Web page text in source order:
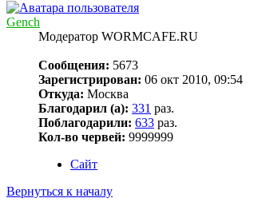
Gench
Модератор WORMCAFE.RU
Сообщения: 5673
Зарегистрирован: 06 окт 2010, 09:54
Откуда: Москва
Благодарил (а): 331 раз.
Поблагодарили: 633 раз.
Кол-во червей: 9999999
Сайт
Вернуться к началу